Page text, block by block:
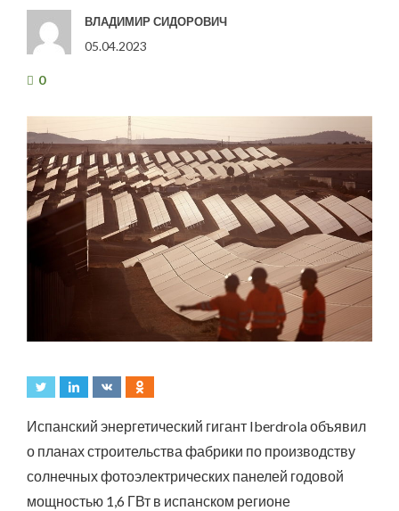
ВЛАДИМИР СИДОРОВИЧ
05.04.2023
0
Испанский энергетический гигант Iberdrola объявил
о планах строительства фабрики по производству
солнечных фотоэлектрических панелей годовой
мощностью 1,6 ГВт в испанском регионе